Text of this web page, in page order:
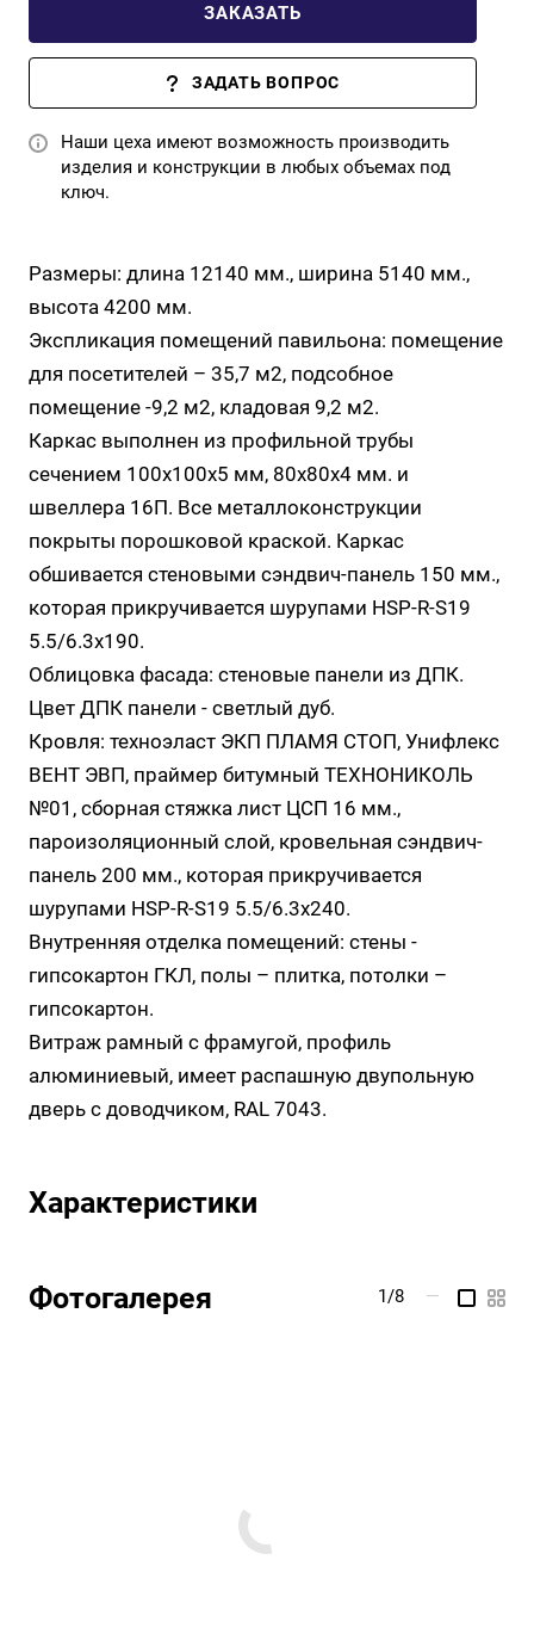
ЗАКАЗАТЬ
ЗАДАТЬ ВОПРОС
Наши цеха имеют возможность производить
изделия и конструкции в любых объемах под
ключ.
Размеры: длина 12140 мм., ширина 5140 мм.,
высота 4200 мм.
Экспликация помещений павильона: помещение
для посетителей – 35,7 м2, подсобное
помещение -9,2 м2, кладовая 9,2 м2.
Каркас выполнен из профильной трубы
сечением 100х100х5 мм, 80х80х4 мм. и
швеллера 16П. Все металлоконструкции
покрыты порошковой краской. Каркас
обшивается стеновыми сэндвич-панель 150 мм.,
которая прикручивается шурупами HSP-R-S19
5.5/6.3x190.
Облицовка фасада: стеновые панели из ДПК.
Цвет ДПК панели - светлый дуб.
Кровля: техноэласт ЭКП ПЛАМЯ СТОП, Унифлекс
ВЕНТ ЭВП, праймер битумный ТЕХНОНИКОЛЬ
№01, сборная стяжка лист ЦСП 16 мм.,
пароизоляционный слой, кровельная сэндвич-
панель 200 мм., которая прикручивается
шурупами HSP-R-S19 5.5/6.3x240.
Внутренняя отделка помещений: стены -
гипсокартон ГКЛ, полы – плитка, потолки –
гипсокартон.
Витраж рамный с фрамугой, профиль
алюминиевый, имеет распашную двупольную
дверь с доводчиком, RAL 7043.
Характеристики
Фотогалерея 1/8 —